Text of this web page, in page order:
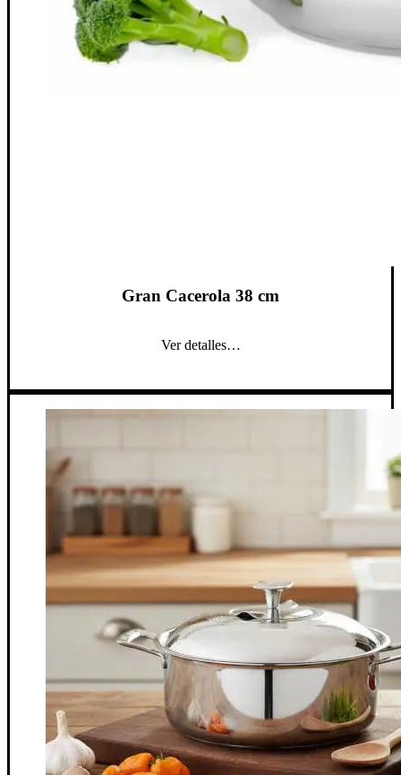
Gran Cacerola 38 cm
Ver detalles…